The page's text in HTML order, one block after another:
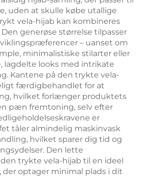
uden at skulle købe utallige
vela-hijab kan kombineres
generøse størrelse tilpasser
– uanset om
minimalistiske stilarter eller
lagdelte looks med intrikate
Kantene på den trykte vela-
færdigbehandlet for at
hvilket forlænger produktets
pæn fremtoning, selv efter
er
tåler almindelig maskinvask
hvilket sparer dig tid og
Den lette
trykte vela-hijab til en ideel
der optager minimal plads i dit